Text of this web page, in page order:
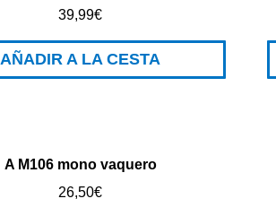
39,99€
AÑADIR A LA CESTA
A M106 mono vaquero
26,50€